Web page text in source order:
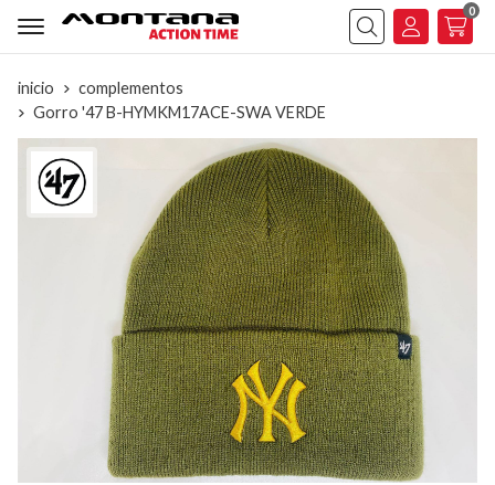
Buscar
0
inicio
complementos
Gorro '47 B-HYMKM17ACE-SWA VERDE